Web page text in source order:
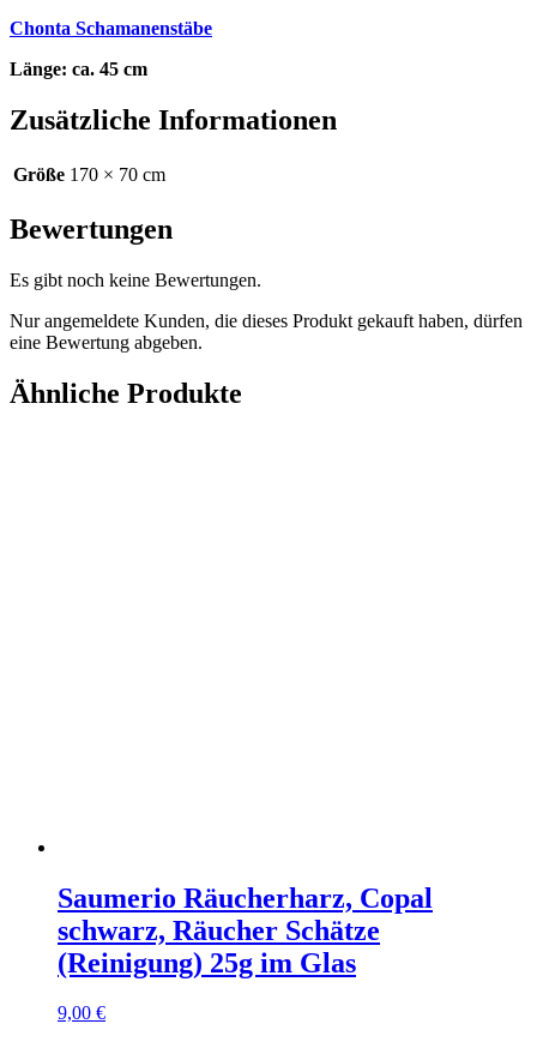
Chonta Schamanenstäbe
Länge: ca. 45 cm
Zusätzliche Informationen
Größe 170 × 70 cm
Bewertungen
Es gibt noch keine Bewertungen.
Nur angemeldete Kunden, die dieses Produkt gekauft haben, dürfen
eine Bewertung abgeben.
Ähnliche Produkte
Saumerio Räucherharz, Copal
schwarz, Räucher Schätze
(Reinigung) 25g im Glas
9,00 €